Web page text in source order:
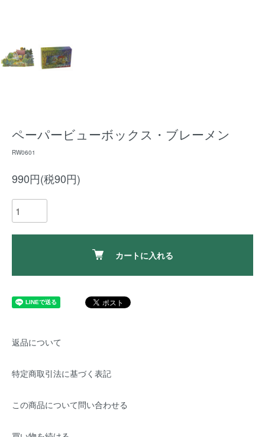
ペーパービューボックス・ブレーメン
RW0601
990円(税90円)
カートに入れる
返品について
特定商取引法に基づく表記
この商品について問い合わせる